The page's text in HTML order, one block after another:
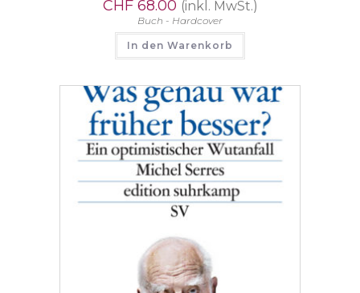
CHF68.00 (inkl. MwSt.)
Buch - Hardcover
In den Warenkorb